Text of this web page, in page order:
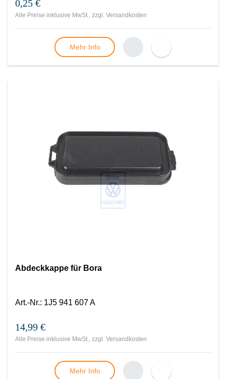
0,25 €
Alle Preise inklusive MwSt., zzgl. Versandkosten
Mehr Info
Abdeckkappe für Bora
Art.-Nr.: 1J5 941 607 A
14,99 €
Alle Preise inklusive MwSt., zzgl. Versandkosten
Mehr Info